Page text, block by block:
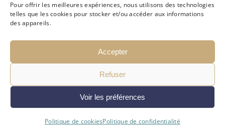
Pour offrir les meilleures expériences, nous utilisons des technologies
telles que les cookies pour stocker et/ou accéder aux informations
des appareils.
Accepter
Refuser
Voir les préférences
Politique de cookiesPolitique de confidentialité
Carrelage – revêtement de sol
Mentions légales
Politique de confidentialité
Plan de site